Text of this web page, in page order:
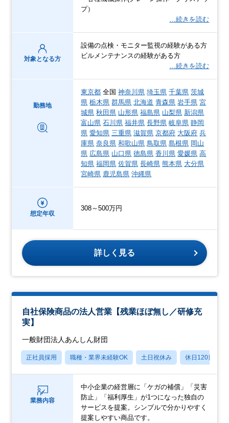
プ）
…続きを読む
対象となる方
設備の点検・モニター監視の経験がある方
ビルメンテナンスの経験がある方
…続きを読む
勤務地
東京都 全国神奈川県 埼玉県 千葉県 茨城
県 栃木県 群馬県 北海道 青森県 岩手県 宮
城県 秋田県 山形県 福島県 山梨県 新潟県
富山県 石川県 福井県 長野県 岐阜県 静岡
県 愛知県 三重県 滋賀県 京都府 大阪府 兵
庫県 奈良県 和歌山県 鳥取県 島根県 岡山
県 広島県 山口県 徳島県 香川県 愛媛県 高
知県 福岡県 佐賀県 長崎県 熊本県 大分県
宮崎県 鹿児島県 沖縄県
想定年収
308～500万円
詳しく見る
自社保険商品の法人営業【残業ほぼ無し／研修充
実】
一般財団法人あんしん財団
正社員採用 職種・業界未経験OK 土日祝休み 休日120日以上
業務内容
中小企業の経営層に「ケガの補償」「災害
防止」「福利厚生」が1つになった独自の
サービスを提案。シンプルで分かりやすく
提案しやすい商品です。